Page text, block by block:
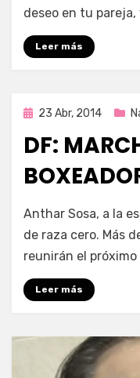
deseo en tu
Leer más
Publicada
23 Abr, 2014
DF:
por Enrique
Anthar Sosa, a la
de raza cero. Más
reunirán el próximo
Leer más